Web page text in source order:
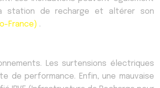
station de recharge et altérer son
France) .
Les surtensions électriques
de performance. Enfin, une mauvaise